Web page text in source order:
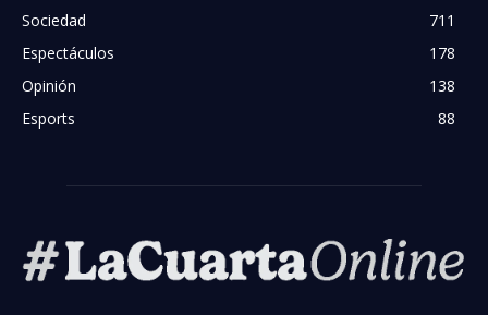
Sociedad
711
Espectáculos
178
Opinión
138
Esports
88